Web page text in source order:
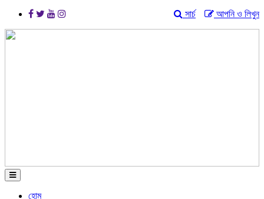
আপনি ও লিখুন
সার্চ
হোম